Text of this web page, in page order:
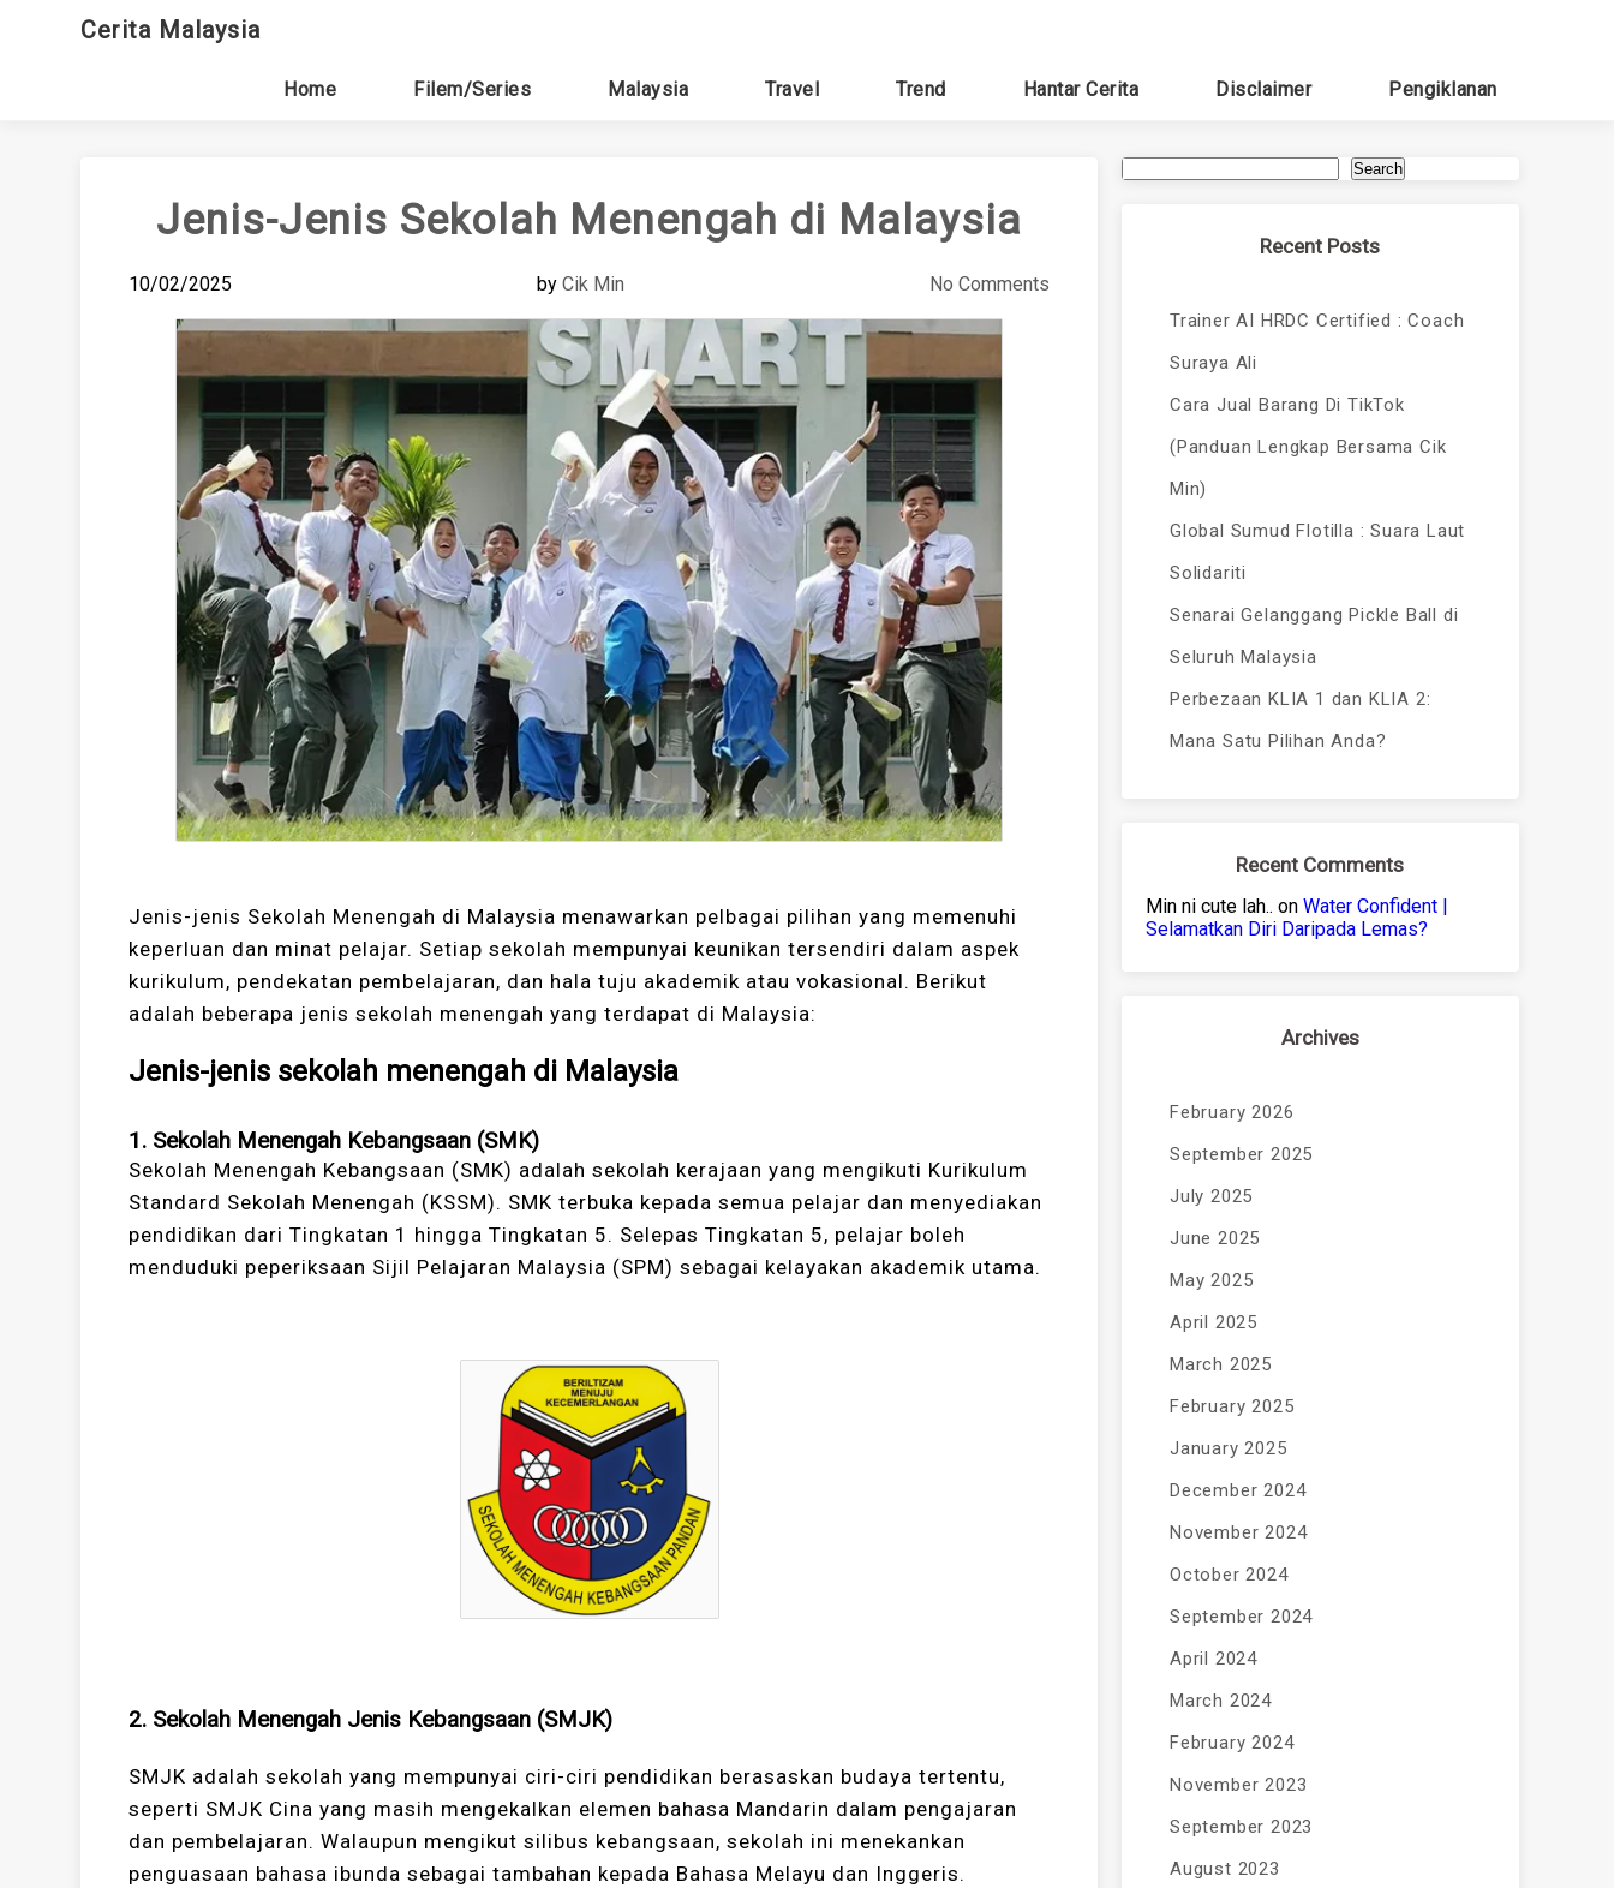
Cerita Malaysia
Home Filem/Series Malaysia Travel Trend Hantar Cerita Disclaimer Pengiklanan
Jenis-Jenis Sekolah Menengah di Malaysia
10/02/2025 byCik Min No Comments
Jenis-jenis Sekolah Menengah di Malaysia menawarkan pelbagai pilihan yang memenuhi
keperluan dan minat pelajar. Setiap sekolah mempunyai keunikan tersendiri dalam aspek
kurikulum, pendekatan pembelajaran, dan hala tuju akademik atau vokasional. Berikut
adalah beberapa jenis sekolah menengah yang terdapat di Malaysia:
Jenis-jenis sekolah menengah di Malaysia
1. Sekolah Menengah Kebangsaan (SMK)
Sekolah Menengah Kebangsaan (SMK) adalah sekolah kerajaan yang mengikuti Kurikulum
Standard Sekolah Menengah (KSSM). SMK terbuka kepada semua pelajar dan menyediakan
pendidikan dari Tingkatan 1 hingga Tingkatan 5. Selepas Tingkatan 5, pelajar boleh
menduduki peperiksaan Sijil Pelajaran Malaysia (SPM) sebagai kelayakan akademik utama.
2. Sekolah Menengah Jenis Kebangsaan (SMJK)
SMJK adalah sekolah yang mempunyai ciri-ciri pendidikan berasaskan budaya tertentu,
seperti SMJK Cina yang masih mengekalkan elemen bahasa Mandarin dalam pengajaran
dan pembelajaran. Walaupun mengikut silibus kebangsaan, sekolah ini menekankan
penguasaan bahasa ibunda sebagai tambahan kepada Bahasa Melayu dan Inggeris.
Search
Recent Posts
Trainer AI HRDC Certified : Coach
Suraya Ali
Cara Jual Barang Di TikTok
(Panduan Lengkap Bersama Cik
Min)
Global Sumud Flotilla : Suara Laut
Solidariti
Senarai Gelanggang Pickle Ball di
Seluruh Malaysia
Perbezaan KLIA 1 dan KLIA 2:
Mana Satu Pilihan Anda?
Recent Comments
Min ni cute lah.. on Water Confident |
Selamatkan Diri Daripada Lemas?
Archives
February 2026
September 2025
July 2025
June 2025
May 2025
April 2025
March 2025
February 2025
January 2025
December 2024
November 2024
October 2024
September 2024
April 2024
March 2024
February 2024
November 2023
September 2023
August 2023